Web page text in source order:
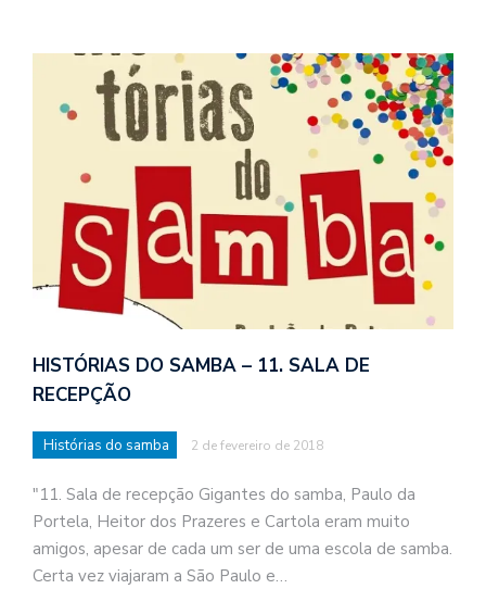
HISTÓRIAS DO SAMBA – 11. SALA DE
RECEPÇÃO
Histórias do samba 2 de fevereiro de 2018
"11. Sala de recepção Gigantes do samba, Paulo da
Portela, Heitor dos Prazeres e Cartola eram muito
amigos, apesar de cada um ser de uma escola de samba.
Certa vez viajaram a São Paulo e…